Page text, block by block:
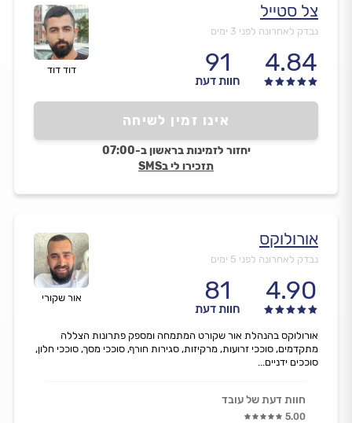
דוד דוד
צל סטייל
נבדק לאחרונה לפני 3 ימים
4.84
91
חוות דעת
אינו זמין לשיחה
יחזור לזמינות בראשון ב-07:00
תזכירו לי בSMS
אור שקורי
אורולוקס
נבדק לאחרונה לפני 5 ימים
4.90
81
חוות דעת
אורולוקס בהנהלת אור שקורט המתמחה ומספק פתרונות הצללה
מתקדמים, סוככי זרועות, מרקיזות, סגירות חורף, סוככי מסך, סוככי חלון,
סוככים ידניים...
חוות דעת של עובד
5.00